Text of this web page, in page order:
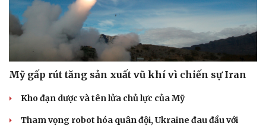
Mỹ gấp rút tăng sản xuất vũ khí vì chiến sự Iran
Kho đạn dược và tên lửa chủ lực của Mỹ
Tham vọng robot hóa quân đội, Ukraine đau đầu với